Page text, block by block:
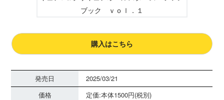
購入はこちら
発売日
2025/03/21
価格
定価:本体1500円(税別)